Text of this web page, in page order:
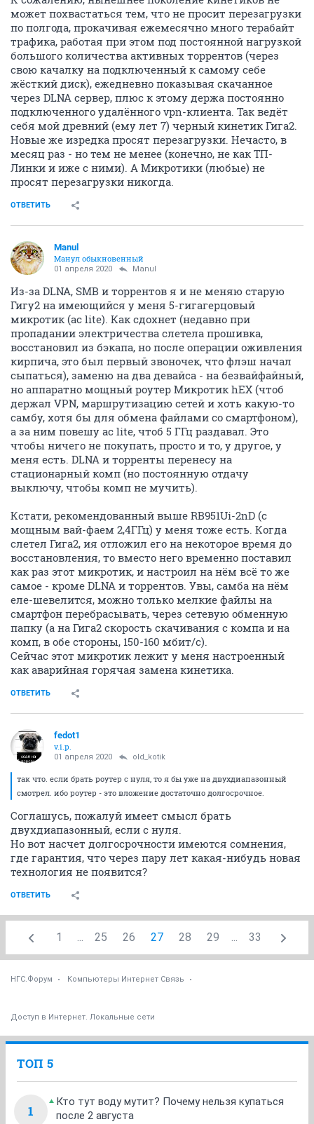
может похвастаться тем, что не просит перезагрузки
по полгода, прокачивая ежемесячно много терабайт
трафика, работая при этом под постоянной нагрузкой
большого количества активных торрентов (через
свою качалку на подключенный к самому себе
жёсткий диск), ежедневно показывая скачанное
через DLNA сервер, плюс к этому держа постоянно
подключенного удалённого vpn-клиента. Так ведёт
себя мой древний (ему лет 7) черный кинетик Гига2.
Новые же изредка просят перезагрузки. Нечасто, в
месяц раз - но тем не менее (конечно, не как ТП-
Линки и иже с ними). А Микротики (любые) не
просят перезагрузки никогда.
ОТВЕТИТЬ
Manul
Манул обыкновенный
01 апреля 2020 Manul
Из-за DLNA, SMB и торрентов я и не меняю старую
Гигу2 на имеющийся у меня 5-гигагерцовый
микротик (ac lite). Как сдохнет (недавно при
пропадании электричества слетела прошивка,
восстановил из бэкапа, но после операции оживления
кирпича, это был первый звоночек, что флэш начал
сыпаться), заменю на два девайса - на безвайфайный,
но аппаратно мощный роутер Микротик hEX (чтоб
держал VPN, маршрутизацию сетей и хоть какую-то
самбу, хотя бы для обмена файлами со смартфоном),
а за ним повешу ac lite, чтоб 5 ГГц раздавал. Это
чтобы ничего не покупать, просто и то, у другое, у
меня есть. DLNA и торренты перенесу на
стационарный комп (но постоянную отдачу
выключу, чтобы комп не мучить).
Кстати, рекомендованный выше RB951Ui-2nD (с
мощным вай-фаем 2,4ГГц) у меня тоже есть. Когда
слетел Гига2, ия отложил его на некоторое время до
восстановления, то вместо него временно поставил
как раз этот микротик, и настроил на нём всё то же
самое - кроме DLNA и торрентов. Увы, самба на нём
еле-шевелится, можно только мелкие файлы на
смартфон перебрасывать, через сетевую обменную
папку (а на Гига2 скорость скачивания с компа и на
комп, в обе стороны, 150-160 мбит/с).
Сейчас этот микротик лежит у меня настроенный
как аварийная горячая замена кинетика.
ОТВЕТИТЬ
fedot1
v.i.p.
01 апреля 2020 old_kotik
так что. если брать роутер с нуля, то я бы уже на двухдиапазонный
смотрел. ибо роутер - это вложение достаточно долгосрочное.
Соглашусь, пожалуй имеет смысл брать
двухдиапазонный, если с нуля.
Но вот насчет долгосрочности имеются сомнения,
где гарантия, что через пару лет какая-нибудь новая
технология не появится?
ОТВЕТИТЬ
1 ... 25 26 27 28 29 ... 33
НГС.Форум Компьютеры Интернет Связь
Доступ в Интернет. Локальные сети
ТОП 5
1
Кто тут воду мутит? Почему нельзя купаться
после 2 августа